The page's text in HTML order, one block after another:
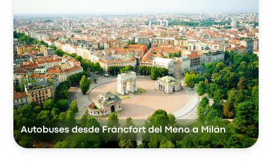
Autobuses desde Fráncfort del Meno a Milán